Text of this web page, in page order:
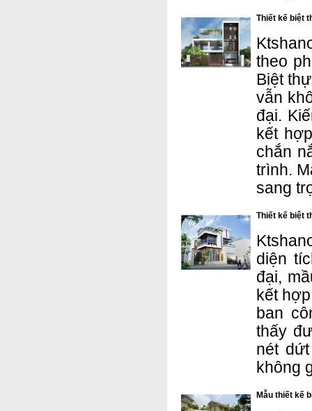
Thiết kế biệt
theo
Biệt
vẫn
đại.
kết
chắn
trình.
sang
Thiết kế biệt
diện
đại,
kết
ban
thấy
nét
không
Mẫu thiết kế